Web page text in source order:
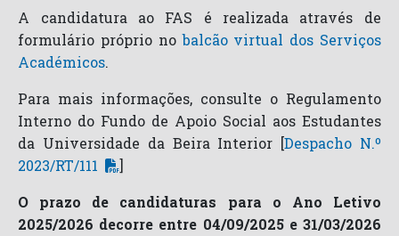
A candidatura ao FAS é realizada através de
formulário próprio nobalcão virtual dos Serviços
Académicos.
Para mais informações, consulte o Regulamento
Interno do Fundo de Apoio Social aos Estudantes
da Universidade da Beira Interior [Despacho N.º
2023/RT/111
]
O prazo de candidaturas para o Ano Letivo
2025/2026 decorre entre 04/09/2025 e 31/03/2026